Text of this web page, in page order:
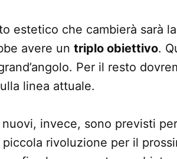
estetico che cambierà sarà
avere un triplo obiettivo.
Per il resto
linea attuale.
invece, sono previsti
piccola rivoluzione per il